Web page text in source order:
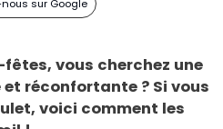
sur Google
vous cherchez une
réconfortante ? Si vous
voici comment les